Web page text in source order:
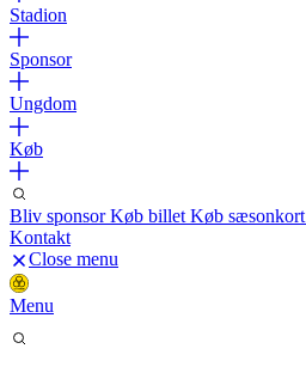
Stadion
Sponsor
Ungdom
Køb
Bliv sponsorKøb billet Køb sæsonkort
Kontakt
Close menu
Menu